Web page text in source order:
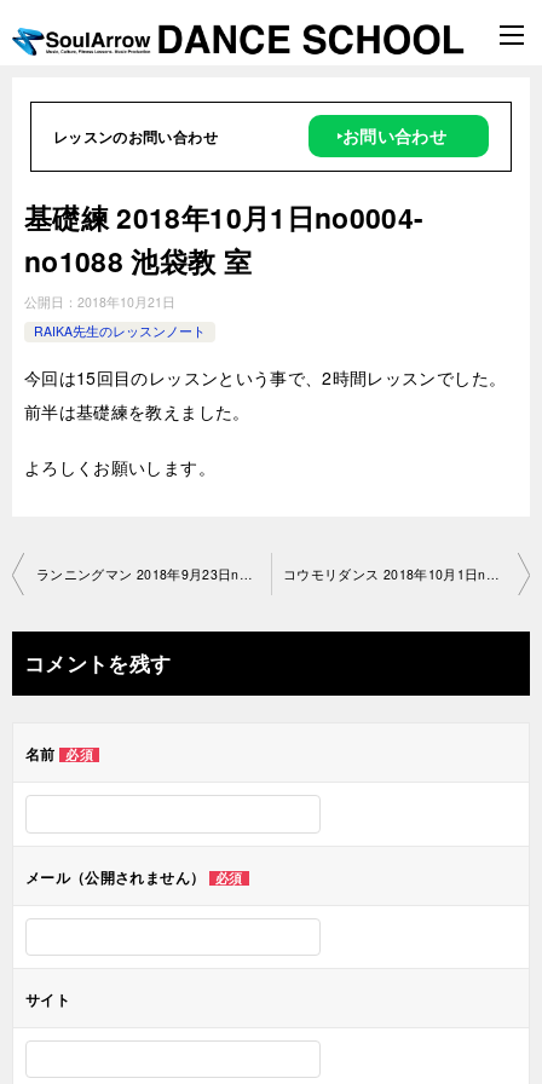
レッスンのお問い合わせ ‣お問い合わせ
基礎練 2018年10月1日no0004-
no1088 池袋教 室
公開日： 2018年10月21日
RAIKA先生のレッスンノート
今回は15回目のレッスンという事で、2時間レッスンでした。
前半は基礎練を教えました。
よろしくお願いします。
投
ナ
ビ
ー
ン
ランニングマン 2018年9月23日no0004-no1 024 池袋教室 コウモリダンス 2018年10月1日no0004-no1 088 池袋教室
コメントを残す
名前 必須
メール（公開されません） 必須
サイト